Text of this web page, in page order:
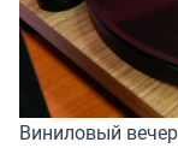
Виниловый